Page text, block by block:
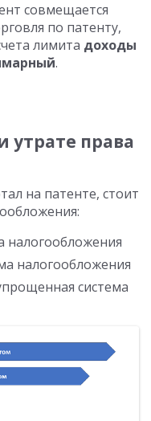
совмещается
по патенту,
лимита доходы
.
утрате права
на патенте, стоит
налогообложения
система